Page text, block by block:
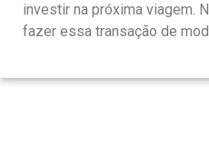
investir na próxima viagem.
fazer essa transação de